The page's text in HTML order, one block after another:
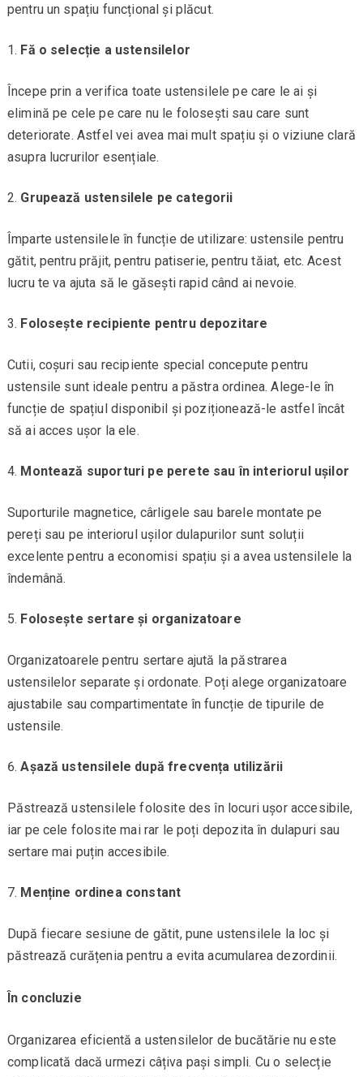
pentru un spațiu funcțional și plăcut.
Fă o selecție a ustensilelor
Începe prin a verifica toate ustensilele pe care le ai și
elimină pe cele pe care nu le folosești sau care sunt
deteriorate. Astfel vei avea mai mult spațiu și o viziune clară
asupra lucrurilor esențiale.
Grupează ustensilele pe categorii
Împarte ustensilele în funcție de utilizare: ustensile pentru
gătit, pentru prăjit, pentru patiserie, pentru tăiat, etc. Acest
lucru te va ajuta să le găsești rapid când ai nevoie.
Folosește recipiente pentru depozitare
Cutii, coșuri sau recipiente special concepute pentru
ustensile sunt ideale pentru a păstra ordinea. Alege-le în
funcție de spațiul disponibil și poziționează-le astfel încât
să ai acces ușor la ele.
Montează suporturi pe perete sau în interiorul ușilor
Suporturile magnetice, cârligele sau barele montate pe
pereți sau pe interiorul ușilor dulapurilor sunt soluții
excelente pentru a economisi spațiu și a avea ustensilele la
îndemână.
Folosește sertare și organizatoare
Organizatoarele pentru sertare ajută la păstrarea
ustensilelor separate și ordonate. Poți alege organizatoare
ajustabile sau compartimentate în funcție de tipurile de
ustensile.
Așază ustensilele după frecvența utilizării
Păstrează ustensilele folosite des în locuri ușor accesibile,
iar pe cele folosite mai rar le poți depozita în dulapuri sau
sertare mai puțin accesibile.
Menține ordinea constant
După fiecare sesiune de gătit, pune ustensilele la loc și
păstrează curățenia pentru a evita acumularea dezordinii.
În concluzie
Organizarea eficientă a ustensilelor de bucătărie nu este
complicată dacă urmezi câțiva pași simpli. Cu o selecție